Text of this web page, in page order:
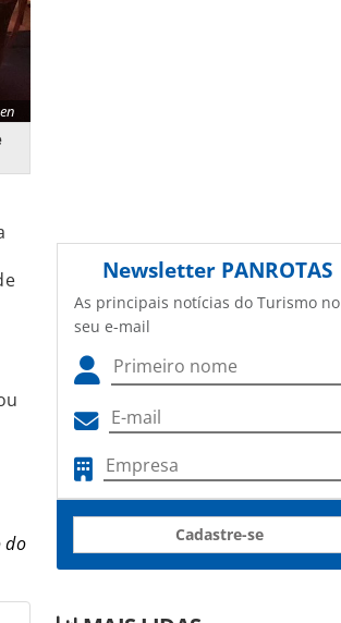
do
Newsletter PANROTAS
As principais notícias do Turismo no
seu e-mail
Cadastre-se